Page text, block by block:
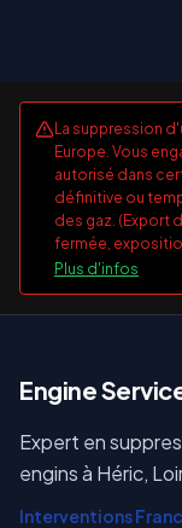
La suppression
Europe. Vous
autorisé dans
définitive ou
des gaz. (Export
fermée,
Plus d'infos
Engine
Expert en
engins à Héric,
Interventions